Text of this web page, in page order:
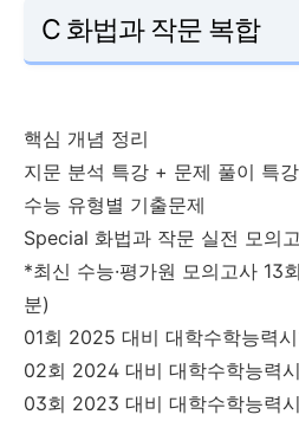
C 화법과 작문 복합
핵심 개념 정리
지문 분석 특강 + 문제 풀이 특강
수능 유형별 기출문제
Special 화법과 작문 실전 모의
*최신 수능·평가원 모의고사 13
분)
01회 2025 대비 대학수학능력
02회 2024 대비 대학수학능력
03회 2023 대비 대학수학능력